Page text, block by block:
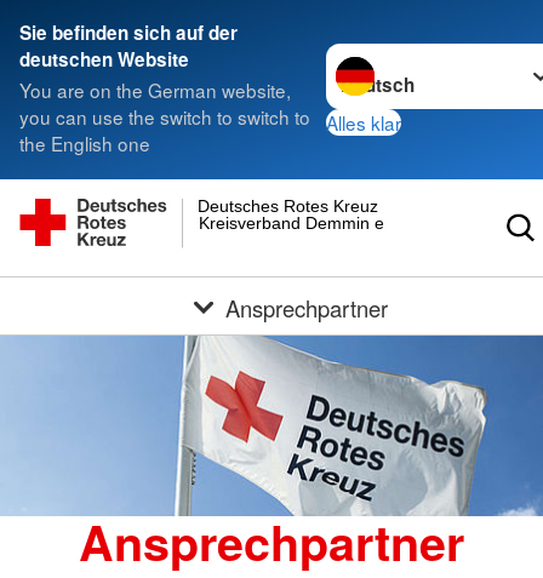
Sie befinden sich auf der
deutschen Website
You are on the German website,
you can use the switch to switch to
the English one
Sprache wechseln zu
Alles klar
Kreisverband Demmin e.V.
Deutsches Rotes Kreuz
Ansprechpartner
Ansprechpartner